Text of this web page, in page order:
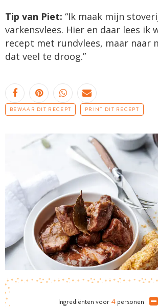
Tip van Piet: “Ik maak mijn
varkensvlees. Hier en daar lees ik
recept met rundvlees, maar naar
dat veel te droog.”
BEWAAR DIT RECEPT PRINT DIT RECEPT
Ingrediënten voor 4 personen